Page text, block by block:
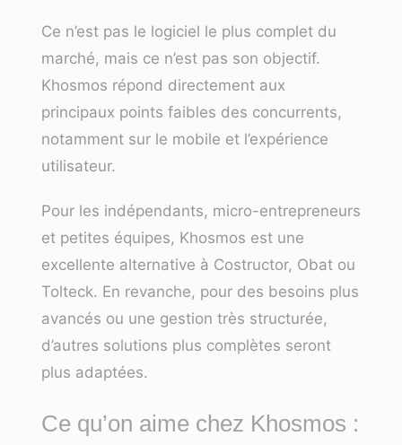
Ce n’est pas le logiciel le plus complet du
marché, mais ce n’est pas son objectif.
Khosmos répond directement aux
principaux points faibles des concurrents,
notamment sur le mobile et l’expérience
utilisateur.
Pour les indépendants, micro-entrepreneurs
et petites équipes, Khosmos est une
excellente alternative à Costructor, Obat ou
Tolteck. En revanche, pour des besoins plus
avancés ou une gestion très structurée,
d’autres solutions plus complètes seront
plus adaptées.
Ce qu’on aime chez Khosmos :